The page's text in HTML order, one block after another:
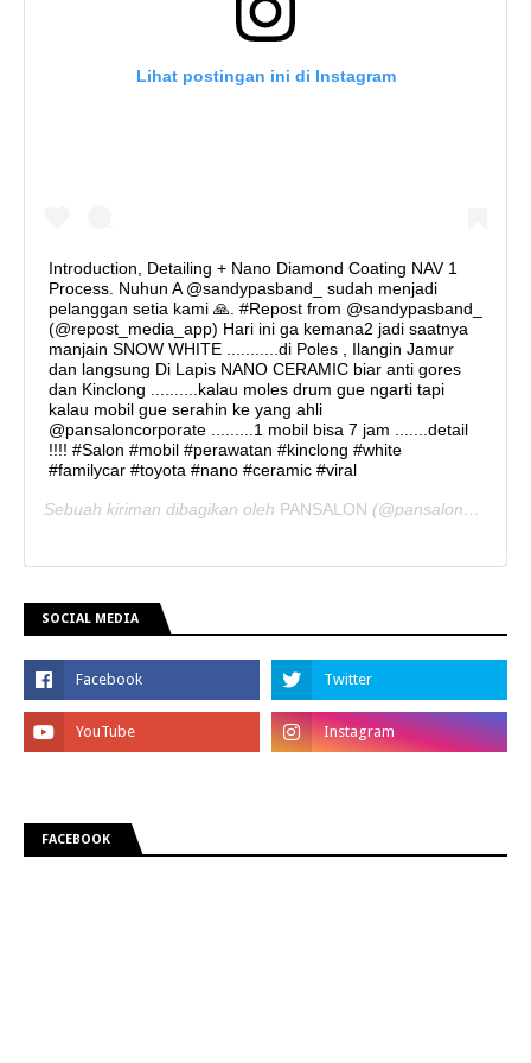
Lihat postingan ini di Instagram
Introduction, Detailing + Nano Diamond Coating NAV 1
Process. Nuhun A @sandypasband_ sudah menjadi
pelanggan setia kami 🙏. #Repost from @sandypasband_
(@repost_media_app) Hari ini ga kemana2 jadi saatnya
manjain SNOW WHITE ...........di Poles , Ilangin Jamur
dan langsung Di Lapis NANO CERAMIC biar anti gores
dan Kinclong ..........kalau moles drum gue ngarti tapi
kalau mobil gue serahin ke yang ahli
@pansaloncorporate .........1 mobil bisa 7 jam .......detail
!!!! #Salon #mobil #perawatan #kinclong #white
#familycar #toyota #nano #ceramic #viral
Sebuah kiriman dibagikan oleh PANSALON (@pansaloncorporate) pada
SOCIAL MEDIA
FACEBOOK